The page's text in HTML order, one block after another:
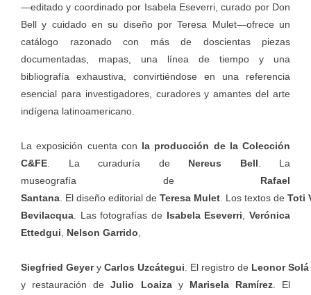
—editado y coordinado por Isabela Eseverri, curado por Don
Bell y cuidado en su diseño por Teresa Mulet—ofrece un
catálogo razonado con más de doscientas piezas
documentadas, mapas, una línea de tiempo y una
bibliografía exhaustiva, convirtiéndose en una referencia
esencial para investigadores, curadores y amantes del arte
indígena latinoamericano.
La exposición cuenta con la producción de la Colección
C&FE . La curaduría de Nereus Bell . La
museografía de Rafael
Santana . El diseño editorial de Teresa Mulet . Los textos de Toti
Bevilacqua . Las fotografías de Isabela Eseverri ,Verónica
Ettedgui
Nelson Garrido
Siegfried Geyery Carlos Uzcátegui . El registro de Leonor Solá
y restauración deJulio Loaiza y Marisela Ramírez. El